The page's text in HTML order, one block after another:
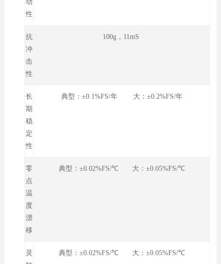
动
性
抗
冲
击
性
100g，11mS
长
期
稳
定
性
典型：±0.1%FS/年 大：±0.2%FS/年
零
点
温
度
漂
移
典型：±0.02%FS/℃ 大：±0.05%FS/℃
灵
典型：±0.02%FS/℃ 大：±0.05%FS/℃